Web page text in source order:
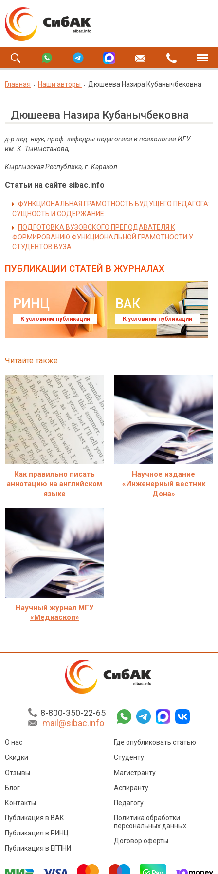
Главная Наши авторы Дюшеева Назира Кубанычбековна
Дюшеева Назира Кубанычбековна
д-р пед. наук, проф. кафедры педагогики и психологии ИГУ
им. К. Тыныстанова,
Кыргызская Республика, г. Каракол
Статьи на сайте sibac.info
ФУНКЦИОНАЛЬНАЯ ГРАМОТНОСТЬ БУДУЩЕГО ПЕДАГОГА:
СУЩНОСТЬ И СОДЕРЖАНИЕ
ПОДГОТОВКА ВУЗОВСКОГО ПРЕПОДАВАТЕЛЯ К
ФОРМИРОВАНИЮ ФУНКЦИОНАЛЬНОЙ ГРАМОТНОСТИ У
СТУДЕНТОВ ВУЗА
ПУБЛИКАЦИИ СТАТЕЙ В ЖУРНАЛАХ
РИНЦ
К условиям публикации
ВАК
К условиям публикации
Читайте также
Как правильно писать
аннотацию на английском
языке
Научное издание
«Инженерный вестник
Дона»
Научный журнал МГУ
«Медиаскоп»
8-800-350-22-65
mail@sibac.info
О нас
Скидки
Отзывы
Блог
Контакты
Где опубликовать статью
Студенту
Магистранту
Аспиранту
Педагогу
Публикация в ВАК
Публикация в РИНЦ
Публикация в ЕГПНИ
Политика обработки
персональных данных
Договор оферты